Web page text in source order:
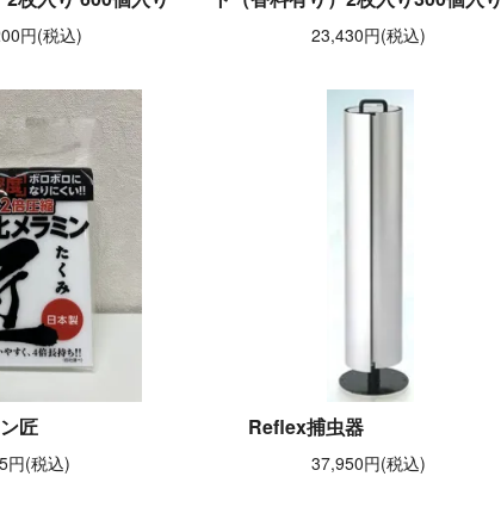
円(税込) 23,430円(税込)
匠
円(税込)
Reflex捕虫器
37,950円(税込)